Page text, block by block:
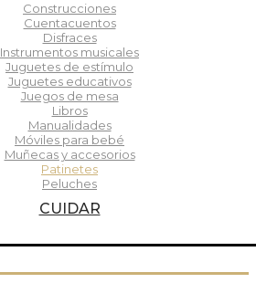
Construcciones
Cuentacuentos
Disfraces
Instrumentos musicales
Juguetes de estímulo
Juguetes educativos
Juegos de mesa
Libros
Manualidades
Móviles para bebé
Muñecas y accesorios
Patinetes
Peluches
CUIDAR